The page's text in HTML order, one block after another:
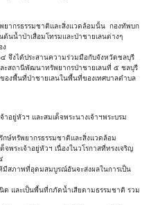
กรธรรมชาติและสิ่งแวดล้อมนั้น กองทัพบก
นน้ำป่าเสื่อมโทรมและป่าชายเลนต่างๆ
ง
งได้ประสานความร่วมมือกับจังหวัดชลบุรี
ละสถานีพัฒนาทรัพยากรป่าชายเลนที่ ๕ ชลบุรี
องพื้นที่ป่าชายเลนในพื้นที่ของเทศบาลตำบล
าอยู่หัวฯ และสมเด็จพระนางเจ้าฯพระบรม
ษ์ทรัพยากรธรรมชาติและสิ่งแวดล้อม
ะเจ้าอยู่หัวฯ เนื่องในวโรกาสที่ทรงเจริญ
ภาพที่อุดมสมบูรณ์อันจะส่งผลในการเป็น
ด และเป็นพื้นที่กภัดน้ำเสียตามธรรมชาติ รวม